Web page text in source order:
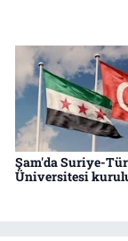
Şam'da Suriye-
Üniversitesi